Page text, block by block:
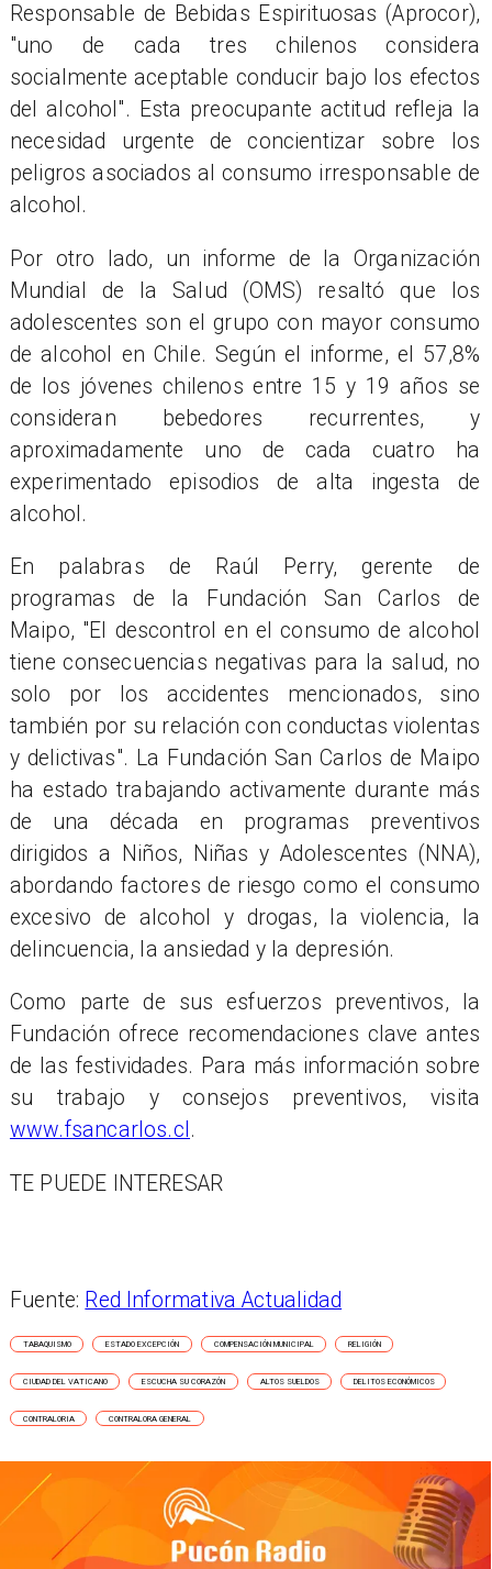
Responsable de Bebidas Espirituosas (Aprocor),
"uno de cada tres chilenos considera
socialmente aceptable conducir bajo los efectos
del alcohol". Esta preocupante actitud refleja la
necesidad urgente de concientizar sobre los
peligros asociados al consumo irresponsable de
alcohol.
Por otro lado, un informe de la Organización
Mundial de la Salud (OMS) resaltó que los
adolescentes son el grupo con mayor consumo
de alcohol en Chile. Según el informe, el 57,8%
de los jóvenes chilenos entre 15 y 19 años se
consideran bebedores recurrentes, y
aproximadamente uno de cada cuatro ha
experimentado episodios de alta ingesta de
alcohol.
En palabras de Raúl Perry, gerente de
programas de la Fundación San Carlos de
Maipo, "El descontrol en el consumo de alcohol
tiene consecuencias negativas para la salud, no
solo por los accidentes mencionados, sino
también por su relación con conductas violentas
y delictivas". La Fundación San Carlos de Maipo
ha estado trabajando activamente durante más
de una década en programas preventivos
dirigidos a Niños, Niñas y Adolescentes (NNA),
abordando factores de riesgo como el consumo
excesivo de alcohol y drogas, la violencia, la
delincuencia, la ansiedad y la depresión.
Como parte de sus esfuerzos preventivos, la
Fundación ofrece recomendaciones clave antes
de las festividades. Para más información sobre
su trabajo y consejos preventivos, visita
www.fsancarlos.cl .
TE PUEDE INTERESAR
Fuente: Red Informativa Actualidad
TABAQUISMO ESTADO EXCEPCIÓN COMPENSACIÓN MUNICIPAL RELIGIÓN
CIUDAD DEL VATICANO ESCUCHA SU CORAZÓN ALTOS SUELDOS DELITOS ECONÓMICOS
CONTRALORIA CONTRALORA GENERAL